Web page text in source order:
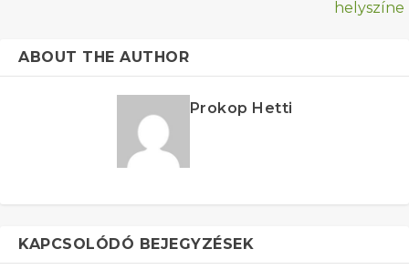
helyszíne
ABOUT THE AUTHOR
Prokop Hetti
KAPCSOLÓDÓ BEJEGYZÉSEK